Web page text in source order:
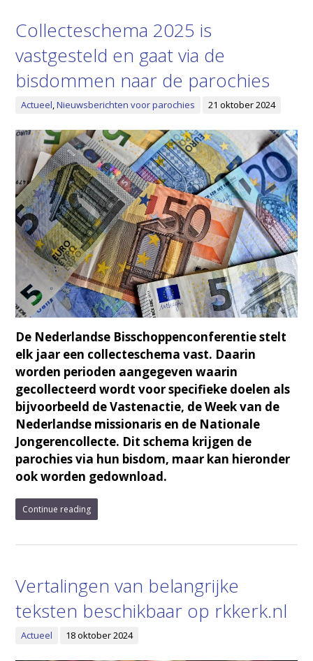
Collecteschema 2025 is
vastgesteld en gaat via de
bisdommen naar de parochies
Actueel,Nieuwsberichten voor parochies 21 oktober 2024
De Nederlandse Bisschoppenconferentie stelt
elk jaar een collecteschema vast. Daarin
worden perioden aangegeven waarin
gecollecteerd wordt voor specifieke doelen als
bijvoorbeeld de Vastenactie, de Week van de
Nederlandse missionaris en de Nationale
Jongerencollecte. Dit schema krijgen de
parochies via hun bisdom, maar kan hieronder
ook worden gedownload.
Continue reading
Vertalingen van belangrijke
teksten beschikbaar op rkkerk.nl
Actueel 18 oktober 2024